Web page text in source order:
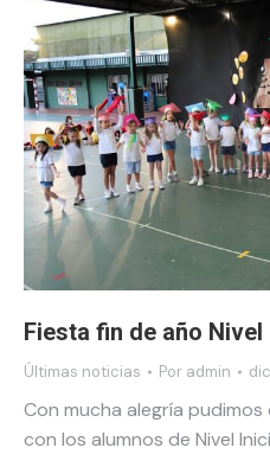
Fiesta fin de año Nivel
Últimas noticias Por admin
Con mucha alegría
con los alumnos de Nivel